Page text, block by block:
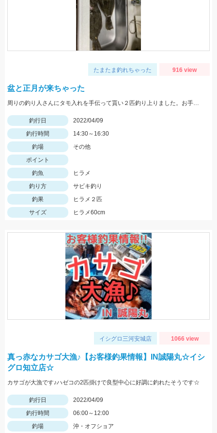
たまたま釣れちゃった 916 view
盆と正月が来ちゃった
周りの釣り人さんにタモ入れを手伝って貰い２匹釣り上りました。お手伝いしてくれた人ありがとうございました
釣行日
2022/04/09
釣行時間
14:30～16:30
釣場
その他
ポイント
釣魚
ヒラメ
釣り方
サビキ釣り
釣果
ヒラメ２匹
サイズ
ヒラメ60cm
イシグロ三河安城店 1066 view
真っ赤なカサゴ大漁♪【お客様釣果情報】IN誠陽丸☆イシ
グロ知立店☆
カサゴが大漁です♪ハゼコの2匹掛けで良型中心に好調に釣れたそうです☆
釣行日
2022/04/09
釣行時間
06:00～12:00
釣場
沖・オフショア